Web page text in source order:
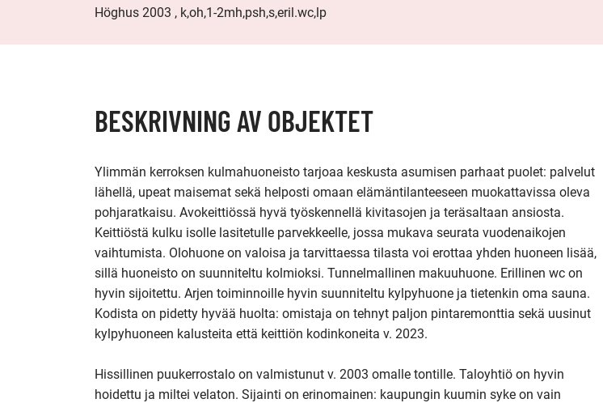
Höghus 2003 , k,oh,1-2mh,psh,s,eril.wc,lp
BESKRIVNING AV OBJEKTET
Ylimmän kerroksen kulmahuoneisto tarjoaa keskusta asumisen parhaat puolet: palvelut
lähellä, upeat maisemat sekä helposti omaan elämäntilanteeseen muokattavissa oleva
pohjaratkaisu. Avokeittiössä hyvä työskennellä kivitasojen ja teräsaltaan ansiosta.
Keittiöstä kulku isolle lasitetulle parvekkeelle, jossa mukava seurata vuodenaikojen
vaihtumista. Olohuone on valoisa ja tarvittaessa tilasta voi erottaa yhden huoneen lisää,
sillä huoneisto on suunniteltu kolmioksi. Tunnelmallinen makuuhuone. Erillinen wc on
hyvin sijoitettu. Arjen toiminnoille hyvin suunniteltu kylpyhuone ja tietenkin oma sauna.
Kodista on pidetty hyvää huolta: omistaja on tehnyt paljon pintaremonttia sekä uusinut
kylpyhuoneen kalusteita että keittiön kodinkoneita v. 2023.
Hissillinen puukerrostalo on valmistunut v. 2003 omalle tontille. Taloyhtiö on hyvin
hoidettu ja miltei velaton. Sijainti on erinomainen: kaupungin kuumin syke on vain